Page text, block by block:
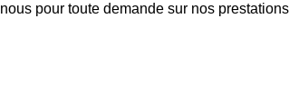
nous pour toute demande sur nos